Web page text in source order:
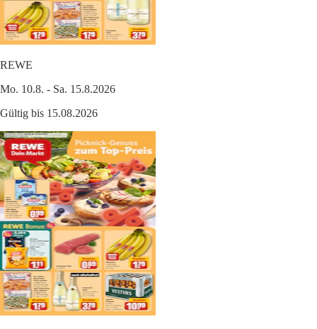
REWE
Mo. 10.8. - Sa. 15.8.2026
Gültig bis 15.08.2026